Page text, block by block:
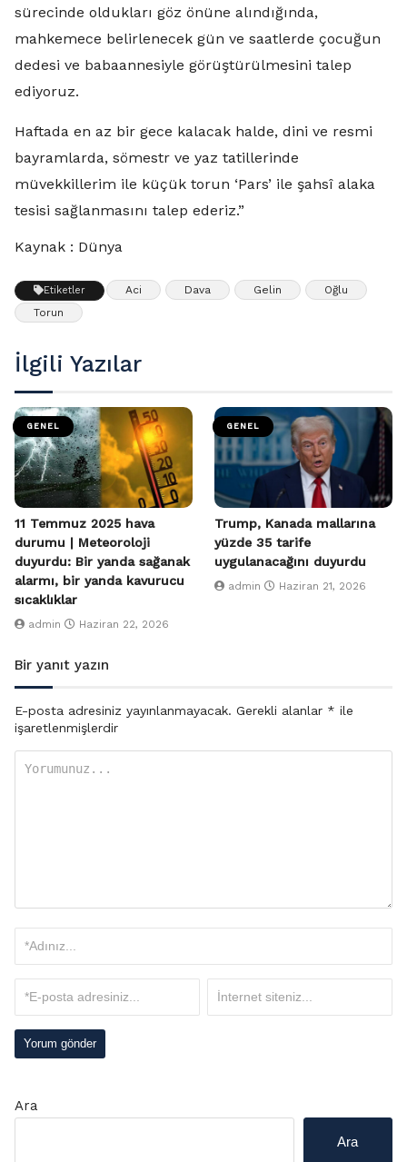
sürecinde oldukları göz önüne alındığında,
mahkemece belirlenecek gün ve saatlerde çocuğun
dedesi ve babaannesiyle görüştürülmesini talep
ediyoruz.
Haftada en az bir gece kalacak halde, dini ve resmi
bayramlarda, sömestr ve yaz tatillerinde
müvekkillerim ile küçük torun ‘Pars’ ile şahsî alaka
tesisi sağlanmasını talep ederiz.”
Kaynak : Dünya
Etiketler Aci Dava Gelin
Oğlu
Torun
İlgili Yazılar
GENEL
11 Temmuz 2025 hava
durumu | Meteoroloji
duyurdu: Bir yanda sağanak
alarmı, bir yanda kavurucu
sıcaklıklar
admin Haziran 22, 2026
GENEL
Trump, Kanada mallarına
yüzde 35 tarife
uygulanacağını duyurdu
admin Haziran 21, 2026
Bir yanıt yazın
E-posta adresiniz yayınlanmayacak. Gerekli alanlar * ile
işaretlenmişlerdir
Ara
Ara